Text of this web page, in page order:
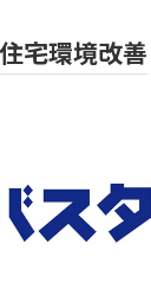
宅環境改善